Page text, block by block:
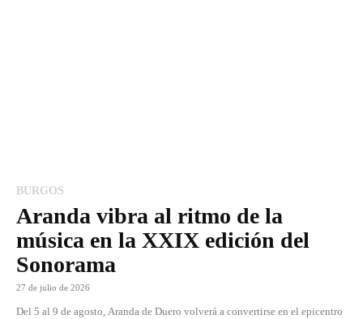
BURGOS
Aranda vibra al ritmo de la
música en la XXIX edición del
Sonorama
27 de julio de 2026
Del 5 al 9 de agosto, Aranda de Duero volverá a convertirse en el epicentro